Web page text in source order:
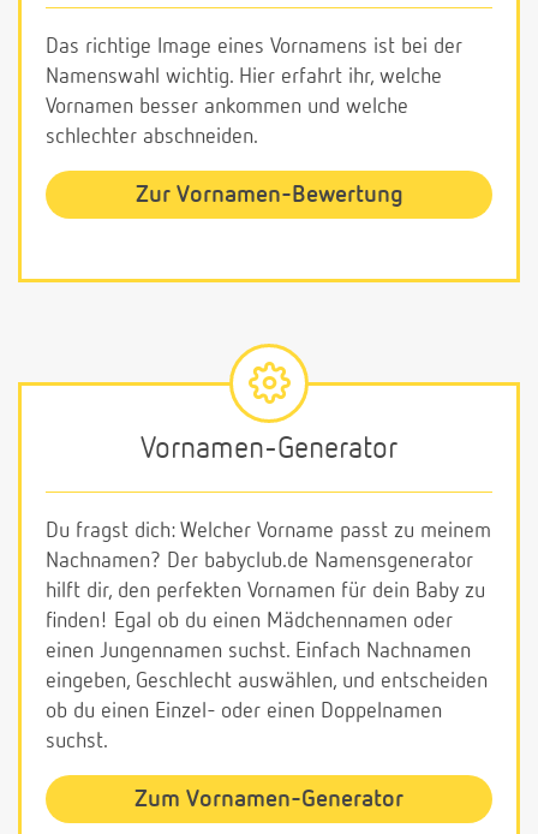
Das richtige Image eines Vornamens ist bei der
Namenswahl wichtig. Hier erfahrt ihr, welche
Vornamen besser ankommen und welche
schlechter abschneiden.
Zur Vornamen-Bewertung
Vornamen-Generator
Du fragst dich: Welcher Vorname passt zu meinem
Nachnamen? Der babyclub.de Namensgenerator
hilft dir, den perfekten Vornamen für dein Baby zu
finden! Egal ob du einen Mädchennamen oder
einen Jungennamen suchst. Einfach Nachnamen
eingeben, Geschlecht auswählen, und entscheiden
ob du einen Einzel- oder einen Doppelnamen
suchst.
Zum Vornamen-Generator